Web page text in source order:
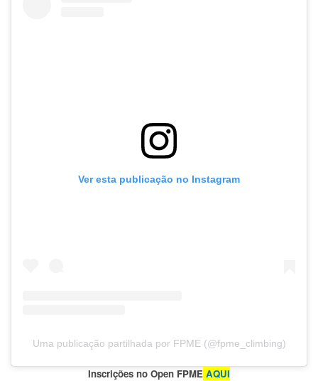
Ver esta publicação no Instagram
Uma publicação partilhada por FPME (@fpme_climbing)
Inscrições no Open FPME AQUI